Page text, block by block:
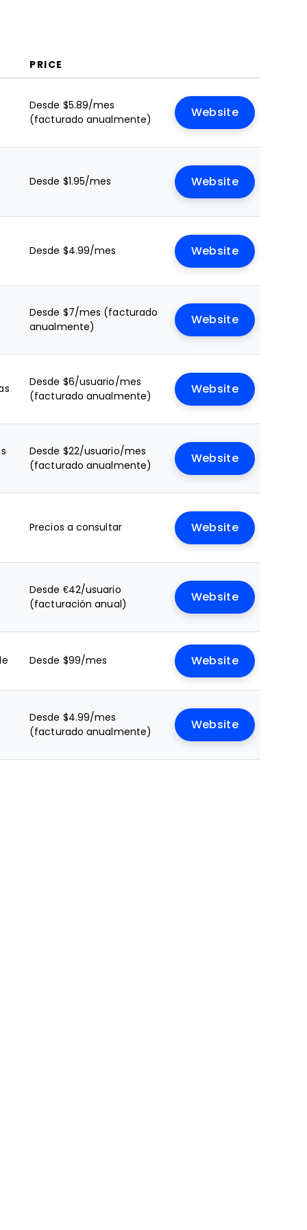
PRICE
Desde $5.89/mes
(facturado anualmente)
Website
Desde $1.95/mes Website
Desde $4.99/mes Website
Desde $7/mes (facturado
anualmente)
Website
Desde $6/usuario/mes
(facturado anualmente)
Website
Desde $22/usuario/mes
(facturado anualmente)
Website
Precios a consultar Website
Desde €42/usuario
(facturación anual)
Website
Desde $99/mes Website
Desde $4.99/mes
(facturado anualmente)
Website